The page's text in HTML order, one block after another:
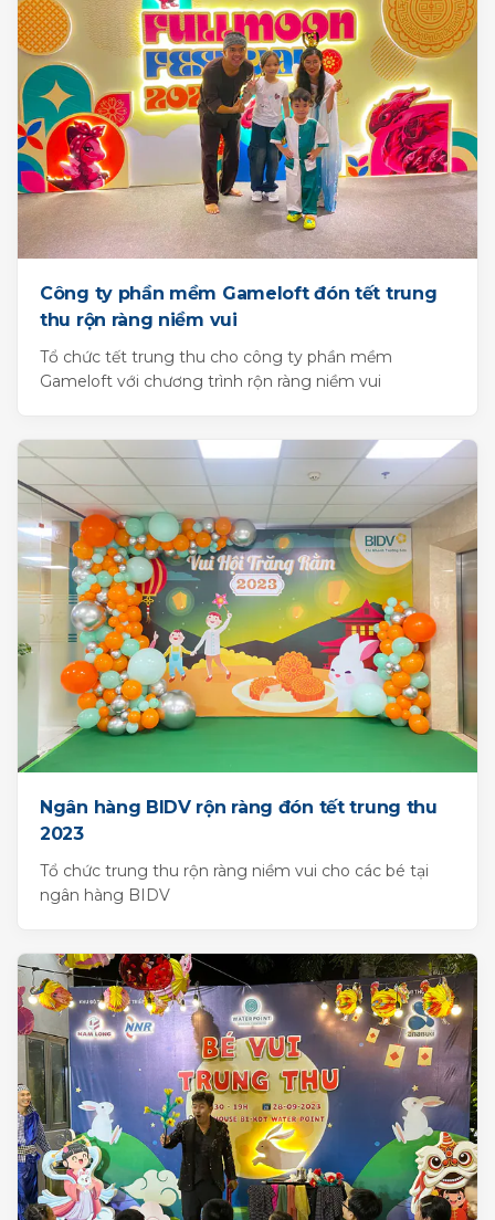
Công ty phần mềm Gameloft đón tết trung
thu rộn ràng niềm vui
Tổ chức tết trung thu cho công ty phần mềm
Gameloft với chương trình rộn ràng niềm vui
Ngân hàng BIDV rộn ràng đón tết trung thu
2023
Tổ chức trung thu rộn ràng niềm vui cho các bé tại
ngân hàng BIDV